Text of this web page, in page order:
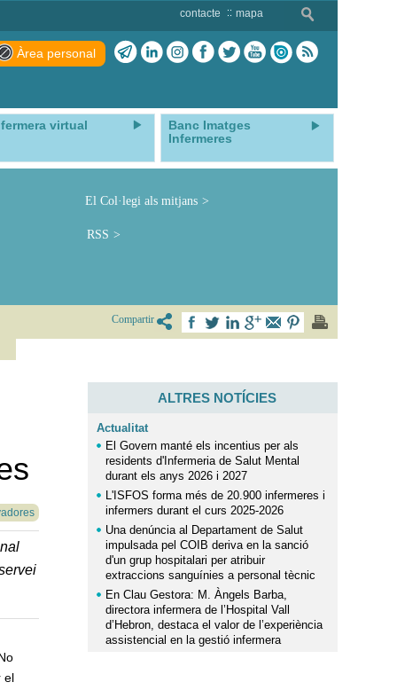
contacte mapa
Àrea personal
virtual
Banc Imatges
Infermeres
El Col·legi als mitjans
RSS
Compartir
el
ALTRES NOTÍCIES
Actualitat
El Govern manté els incentius per als
residents d'Infermeria de Salut Mental
durant els anys 2026 i 2027
L'ISFOS forma més de 20.900 infermeres i
infermers durant el curs 2025-2026
Una denúncia al Departament de Salut
impulsada pel COIB deriva en la sanció
d'un grup hospitalari per atribuir
extraccions sanguínies a personal tècnic
En Clau Gestora: M. Àngels Barba,
directora infermera de l’Hospital Vall
d’Hebron, destaca el valor de l’experiència
assistencial en la gestió infermera